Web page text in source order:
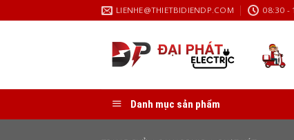
to
LIENHE@THIETBIDIENDP.COM 08:30 -
Danh mục sản phẩm